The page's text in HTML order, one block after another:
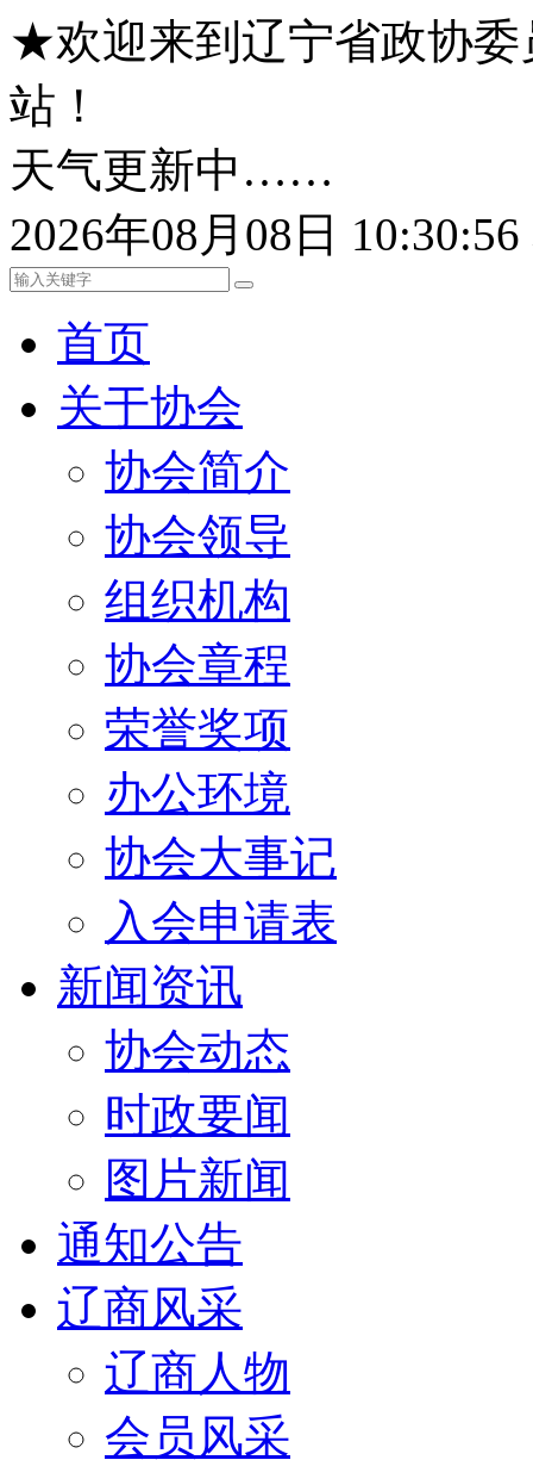
★欢迎来到辽宁省政协委
站！
天气更新中……
2026年08月08日
首页
关于协会
协会简介
协会领导
组织机构
协会章程
荣誉奖项
办公环境
协会大事记
入会申请表
新闻资讯
协会动态
时政要闻
图片新闻
通知公告
辽商风采
辽商人物
会员风采